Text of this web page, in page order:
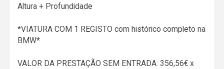
Altura + Profundidade
*VIATURA COM 1 REGISTO com histórico completo na
BMW*
VALOR DA PRESTAÇÃO SEM ENTRADA: 356,56€ x